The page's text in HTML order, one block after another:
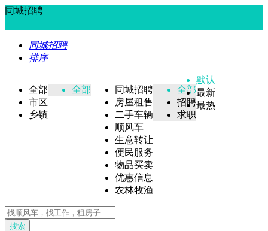
同城招聘
同城招聘
排序
全部
市区
乡镇
全部
同城招聘
房屋租售
二手车辆
顺风车
生意转让
便民服务
物品买卖
优惠信息
农林牧渔
全部
招聘
求职
默认
最新
最热
搜索